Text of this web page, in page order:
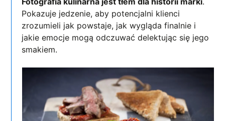
Pokazuje jedzenie, aby potencjalni klienci
zrozumieli jak powstaje, jak wygląda finalnie i
jakie emocje mogą odczuwać delektując się jego
smakiem.